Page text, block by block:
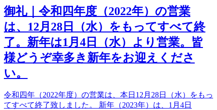
御礼｜令和四年度（2022年）の営業
は、12月28日（水）をもってすべて終
了。新年は1月4日（水）より営業。皆
様どうぞ幸多き新年をお迎えくださ
い。
令和四年（2022年度）の営業は、本日12月28日（水）をもっ
てすべて終了致しました。 新年（2023年）は、1月4日